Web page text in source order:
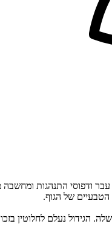
ודפוסי התנהגות
הטבעיים של הגוף.
הגידול נעלם